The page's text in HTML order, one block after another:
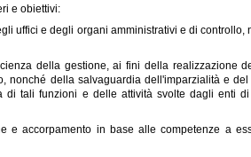
e obiettivi:
uffici e degli organi amministrativi e di controllo,
della gestione, ai fini della realizzazione
nonché della salvaguardia dell'imparzialità e
di tali funzioni e delle attività svolte dagli enti
e accorpamento in base alle competenze a